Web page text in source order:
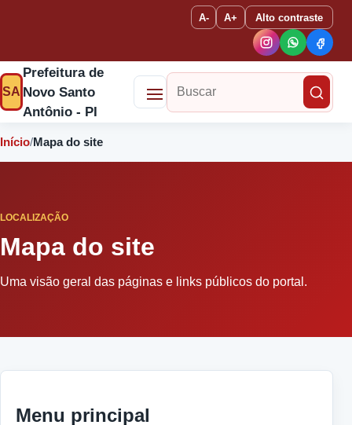
A- A+ Alto contraste
SA
Prefeitura de
Novo Santo
Antônio - PI
Início/Mapa do site
LOCALIZAÇÃO
Mapa do site
Uma visão geral das páginas e links públicos do portal.
Menu principal